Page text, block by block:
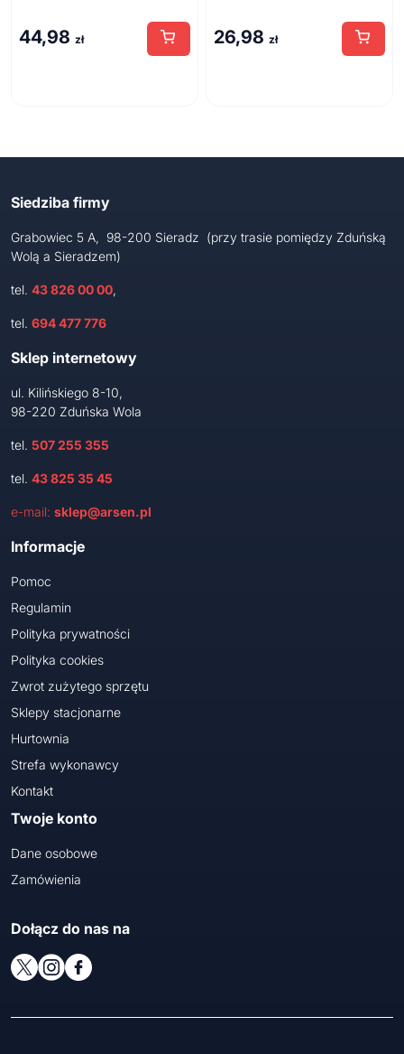
44,98 zł 26,98 zł
Siedziba firmy
Grabowiec 5 A, 98-200 Sieradz (przy trasie pomiędzy Zduńską
Wolą a Sieradzem)
tel. 43 826 00 00,
tel. 694 477 776
Sklep internetowy
ul. Kilińskiego 8-10,
98-220 Zduńska Wola
tel. 507 255 355
tel. 43 825 35 45
e-mail: sklep@arsen.pl
Informacje
Pomoc
Regulamin
Polityka prywatności
Polityka cookies
Zwrot zużytego sprzętu
Sklepy stacjonarne
Hurtownia
Strefa wykonawcy
Kontakt
Twoje konto
Dane osobowe
Zamówienia
Dołącz do nas na